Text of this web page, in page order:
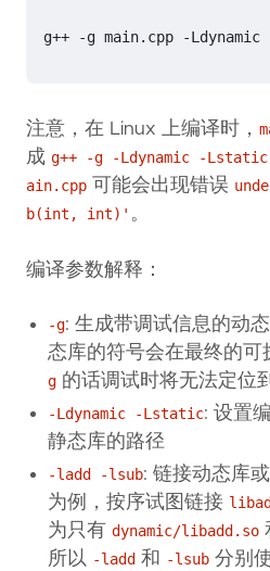
注意，在 Linux 上编译时，
成 g++ -g -Ldynamic -
ain.cpp 可能会出现错误
b(int, int)' 。
编译参数解释：
-g: 生成带调试信息的动
态库的符号会在最终的可
g 的话调试时将无法定位
-Ldynamic -Lstatic: 设置
静态库的路径
-ladd -lsub: 链接动态库
为例，按序试图链接
为只有 dynamic/libadd.so
所以 -ladd 和 -lsub 分别